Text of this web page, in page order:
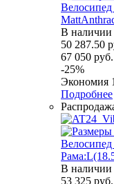
В наличии
50 287.50
67 050 руб.
-25%
Экономия
Подробнее
В наличии
53 325 руб.